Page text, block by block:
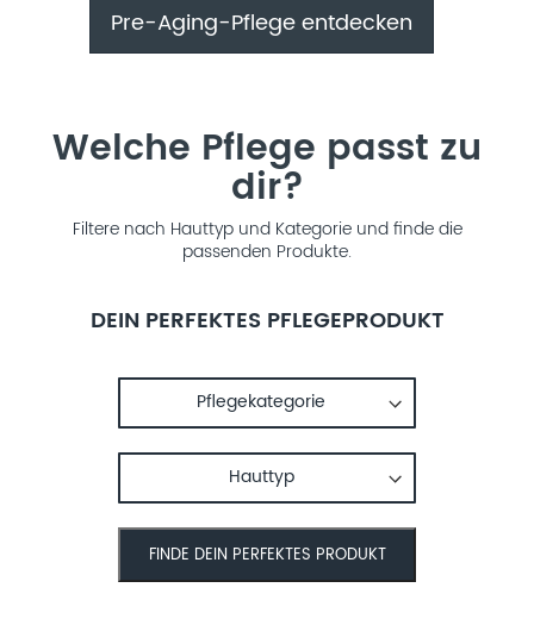
Pre-Aging-Pflege entdecken
Welche Pflege passt zu
dir?
Filtere nach Hauttyp und Kategorie und finde die
passenden Produkte.
DEIN PERFEKTES PFLEGEPRODUKT